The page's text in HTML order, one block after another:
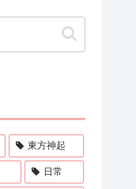
東方神起
日常